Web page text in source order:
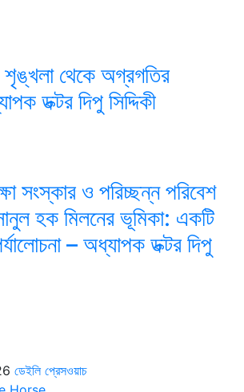
শৃঙ্খলা থেকে অগ্রগতির
ডক্টর দিপু সিদ্দিকী
সংস্কার ও পরিচ্ছন্ন পরিবেশ
হক মিলনের ভূমিকা: একটি
– অধ্যাপক ডক্টর দিপু
ডেইলি প্রেসওয়াচ